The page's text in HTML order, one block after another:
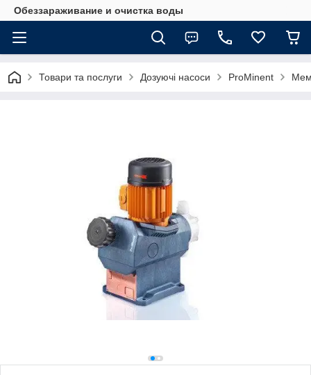
Обеззараживание и очистка воды
Товари та послуги Дозуючі насоси ProMinent